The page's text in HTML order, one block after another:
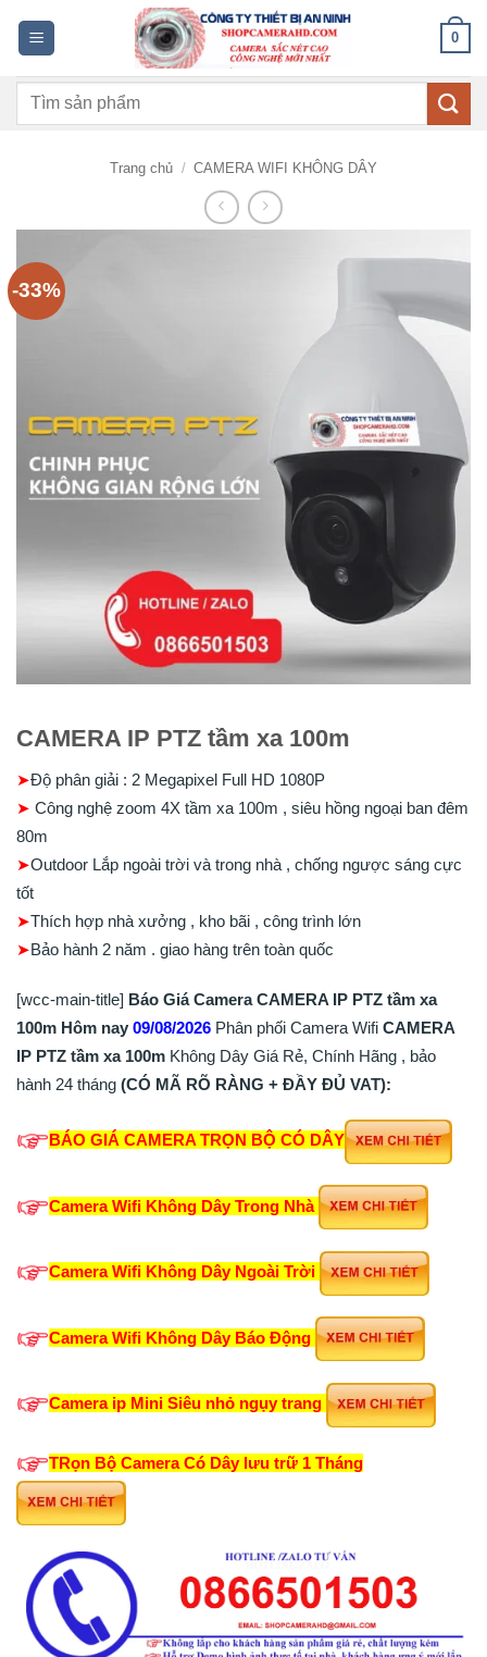
dung
0
Tìm
Trang chủ / CAMERA WIFI KHÔNG DÂY
-33%
CAMERA IP PTZ tầm xa 100m
➤Độ phân giải : 2 Megapixel Full HD 1080P
➤ Công nghệ zoom 4X tầm xa 100m , siêu hồng ngoại ban đêm
80m
➤Outdoor Lắp ngoài trời và trong nhà , chống ngược sáng cực
tốt
➤Thích hợp nhà xưởng , kho bãi , công trình lớn
➤Bảo hành 2 năm . giao hàng trên toàn quốc
[wcc-main-title] Báo Giá Camera CAMERA IP PTZ tầm xa
100m Hôm nay 09/08/2026 Phân phối Camera Wifi CAMERA
IP PTZ tầm xa 100m Không Dây Giá Rẻ, Chính Hãng , bảo
hành 24 tháng (CÓ MÃ RÕ RÀNG + ĐẦY ĐỦ VAT):
BÁO GIÁ CAMERA TRỌN BỘ CÓ DÂY
Camera Wifi Không Dây Trong Nhà
Camera Wifi Không Dây Ngoài Trời
Camera Wifi Không Dây Báo Động
Camera ip Mini Siêu nhỏ ngụy trang
TRọn Bộ Camera Có Dây lưu trữ 1 Tháng